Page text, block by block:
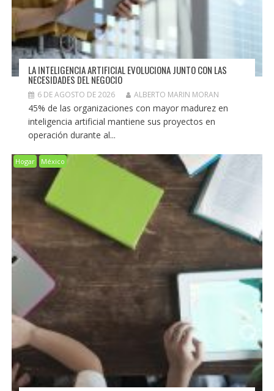
LA INTELIGENCIA ARTIFICIAL EVOLUCIONA JUNTO CON LAS
NECESIDADES DEL NEGOCIO
6 DE AGOSTO DE 2026 ALBERTO MARIN MORAN
45% de las organizaciones con mayor madurez en
inteligencia artificial mantiene sus proyectos en
operación durante al...
Hogar México